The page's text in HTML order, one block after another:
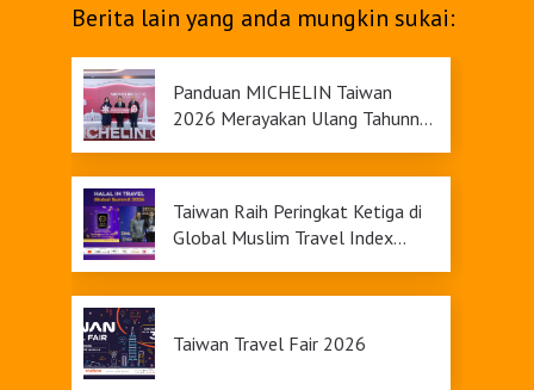
Berita lain yang anda mungkin sukai:
Panduan MICHELIN Taiwan
2026 Merayakan Ulang Tahunnya
Taiwan Raih Peringkat Ketiga di
Global Muslim Travel Index
Taiwan Travel Fair 2026